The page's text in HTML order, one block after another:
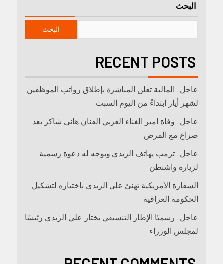
البحث
البحث
RECENT POSTS
عاجل.. المالية تعلن المباشرة بإطلاق رواتب ‏الموظفين
لشهر أيار ابتداءً من اليوم السبت
عاجل.. وفاة امير الغناء العربي الفنان هاني شاكر بعد
صراع مع المرض
عاجل.. ترمب يهاتف الزيدي ويوجه له دعوة رسمية
لزيارة واشنطن
السفارة الأمريكية تهنئ علي الزيدي باختياره لتشكيل
الحكومة العراقية
عاجل.. رسميًا الإطار التنسيقي يختار علي الزيدي رئيسًا
لمجلس الوزراء